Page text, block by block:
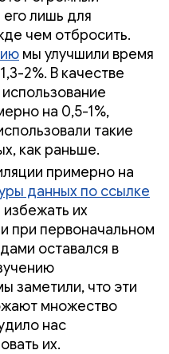
лишь для
чем отбросить.
мы улучшили время
2%. В качестве
на 0,5-1%,
такие
как раньше.
примерно на
данных по ссылке
их
при первоначальном
оставался в
заметили, что эти
множество
нас
их.